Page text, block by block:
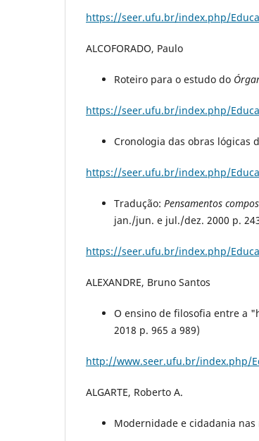
https://seer.ufu.br/index.php/
ALCOFORADO, Paulo
Roteiro para o estudo do
https://seer.ufu.br/index.php/
Cronologia das obras lógicas
https://seer.ufu.br/index.php/
Tradução: Pensamentos
jan./jun. e jul./dez. 2000 p.
https://seer.ufu.br/index.php/
ALEXANDRE, Bruno Santos
O ensino de filosofia entre a
2018 p. 965 a 989)
http://www.seer.ufu.br/index.php/
ALGARTE, Roberto A.
Modernidade e cidadania nas